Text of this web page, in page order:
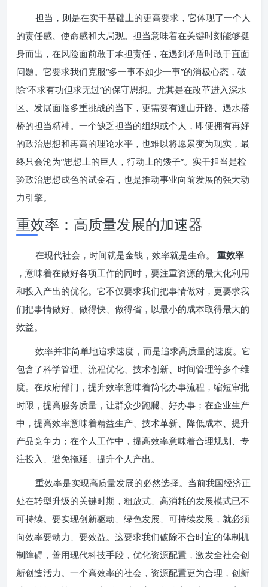
担当，则是在实干基础上的更高要求，它体现了一个人
的责任感、使命感和大局观。担当意味着在关键时刻能够挺
身而出，在风险面前敢于承担责任，在遇到矛盾时敢于直面
问题。它要求我们克服“多一事不如少一事”的消极心态，破
除“不求有功但求无过”的保守思想。尤其是在改革进入深水
区、发展面临多重挑战的当下，更需要有逢山开路、遇水搭
桥的担当精神。一个缺乏担当的组织或个人，即便拥有再好
的政治思想和再高的理论水平，也难以将愿景变为现实，最
终只会沦为“思想上的巨人，行动上的矮子”。实干担当是检
验政治思想成色的试金石，也是推动事业向前发展的强大动
力引擎。
重效率：高质量发展的加速器
在现代社会，时间就是金钱，效率就是生命。
重效率
，意味着在做好各项工作的同时，要注重资源的最大化利用
和投入产出的优化。它不仅要求我们把事情做对，更要求我
们把事情做好、做得快、做得省，以最小的成本取得最大的
效益。
效率并非简单地追求速度，而是追求高质量的速度。它
包含了科学管理、流程优化、技术创新、时间管理等多个维
度。在政府部门，提升效率意味着简化办事流程，缩短审批
时限，提高服务质量，让群众少跑腿、好办事；在企业生产
中，提高效率意味着精益生产、技术革新、降低成本、提升
产品竞争力；在个人工作中，提高效率意味着合理规划、专
注投入、避免拖延、提升个人产出。
重效率是实现高质量发展的必然选择。当前我国经济正
处在转型升级的关键时期，粗放式、高消耗的发展模式已不
可持续。要实现创新驱动、绿色发展、可持续发展，就必须
向效率要动力、要效益。这要求我们破除不合时宜的体制机
制障碍，善用现代科技手段，优化资源配置，激发全社会创
新创造活力。一个高效率的社会，资源配置更为合理，创新